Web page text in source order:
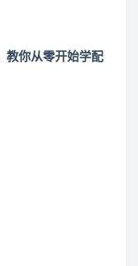
教你从零开始学配